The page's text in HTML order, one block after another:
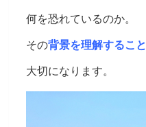
何を恐れているのか。
その背景を理解すること
大切になります。